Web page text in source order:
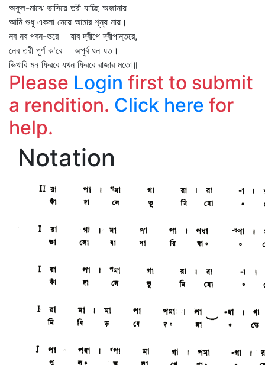
অকূল-মাঝে ভাসিয়ে তরী যাচ্ছি অজানায়
আমি শুধু একলা নেয়ে আমার শূন্য নায়।
নব নব পবন-ভরে যাব দ্বীপে দ্বীপান্তরে,
নেব তরী পূর্ণ ক'রে অপূর্ব ধন যত।
ভিখারি মন ফিরবে যখন ফিরবে রাজার মতো॥
Please Login first to submit
a rendition. Click here for
help.
Notation